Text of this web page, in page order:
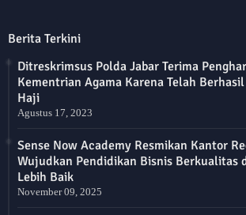
Berita Terkini
Ditreskrimsus Polda Jabar Terima
Kementrian Agama Karena Telah
Haji
Agustus 17, 2023
Sense Now Academy Resmikan Kantor
Wujudkan Pendidikan Bisnis Berkualitas
Lebih Baik
November 09, 2025